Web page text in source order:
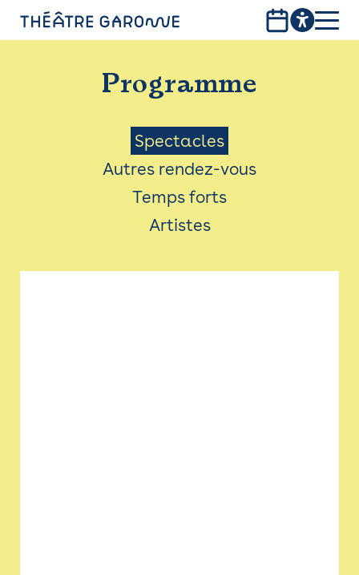
PROGRAMME
INFOS PRATIQUES
AVEC LES PUBLICS
ACCESSIBILITÉ
LES PRODUCTIONS
Programme
Menu
Saison
Spectacles
Autres rendez-vous
Temps forts
Artistes